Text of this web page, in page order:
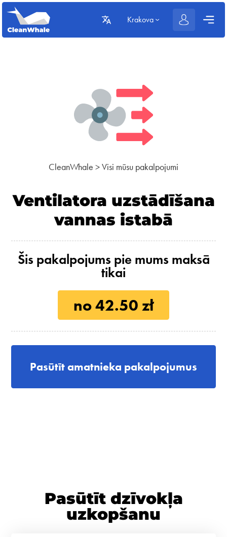
Krakova
CleanWhale >Visi mūsu pakalpojumi
Ventilatora uzstādīšana
vannas istabā
Šis pakalpojums pie mums maksā
tikai
no 42.50 zł
Pasūtīt amatnieka pakalpojumus
Pasūtīt dzīvokļa
uzkopšanu